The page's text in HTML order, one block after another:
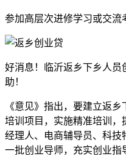
参加高层次进修学习或交流
好消息！临沂返乡下乡人员
助！
《意见》指出，要建立返
培训项目，实施精准培训，
经理人、电商辅导员、科
一批创业导师，充实创业指